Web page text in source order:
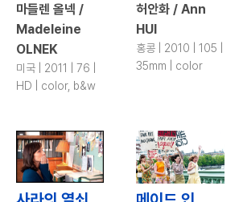
마들렌 올넥 /
Madeleine
OLNEK
미국 | 2011 | 76 |
HD | color, b&w
허안화 / Ann
HUI
홍콩 | 2010 | 105 |
35mm | color